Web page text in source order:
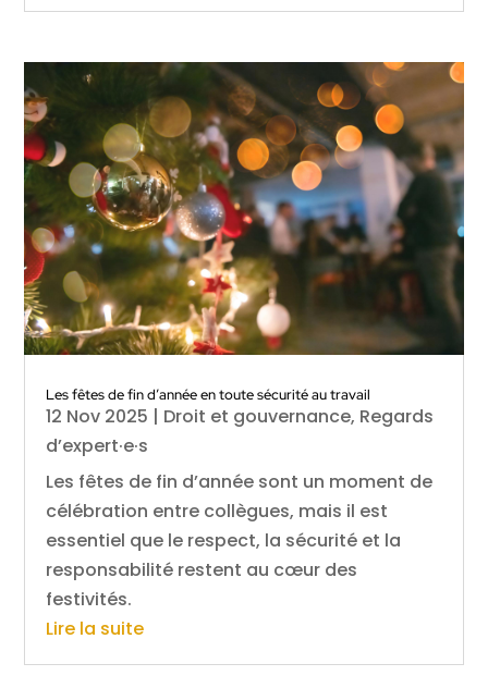
Les fêtes de fin d’année en toute sécurité au travail
12 Nov 2025 | Droit et gouvernance, Regards
d’expert·e·s
Les fêtes de fin d’année sont un moment de
célébration entre collègues, mais il est
essentiel que le respect, la sécurité et la
responsabilité restent au cœur des
festivités.
Lire la suite